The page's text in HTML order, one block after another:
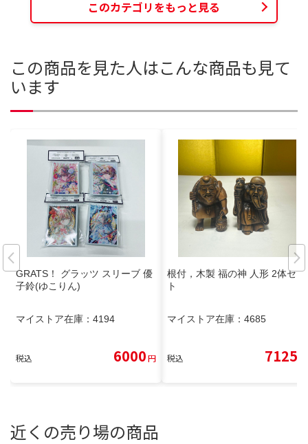
このカテゴリをもっと見る
この商品を見た人はこんな商品も見て
います
GRATS！ グラッツ スリーブ 優
子鈴(ゆこりん)
マイストア在庫： 4194
税込 6000円
根付，木製 福の神 人形 2体セッ
ト
マイストア在庫： 4685
税込 7125
近くの売り場の商品